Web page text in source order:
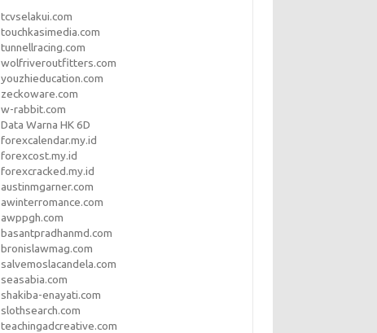
tcvselakui.com
touchkasimedia.com
tunnellracing.com
wolfriveroutfitters.com
youzhieducation.com
zeckoware.com
w-rabbit.com
Data Warna HK 6D
forexcalendar.my.id
forexcost.my.id
forexcracked.my.id
austinmgarner.com
awinterromance.com
awppgh.com
basantpradhanmd.com
bronislawmag.com
salvemoslacandela.com
seasabia.com
shakiba-enayati.com
slothsearch.com
teachingadcreative.com